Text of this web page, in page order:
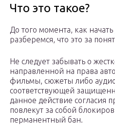
Что это такое?
До того момента, как начать
разберемся, что это за
Не следует забывать о
направленной на права
фильмы, сюжеты либо
соответствующей
данное действие согласия
повлекут за собой
перманентный бан.